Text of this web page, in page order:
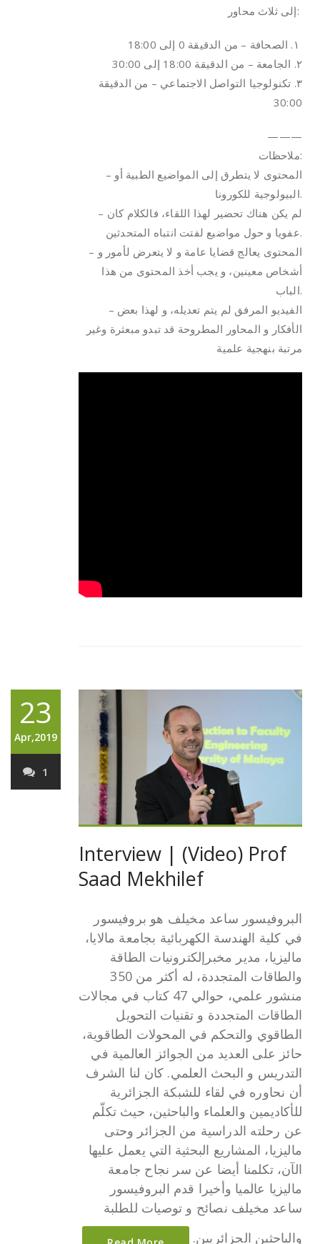
إلى ثلاث محاور:
٢. الجامعة – من الدقيقة 18:00 إلى 30:00
٣. تكنولوجيا التواصل الاجتماعي – من الدقيقة
30:00
———
ملاحظات:
– المحتوى لا يتطرق إلى المواضيع الطبية أو
البيولوجية للكورونا.
– لم يكن هناك تحضير لهذا اللقاء، فالكلام كان
عفويا و حول مواضيع لفتت انتباه المتحدثين.
– المحتوى يعالج قضايا عامة و لا يتعرض لأمور و
أشخاص معينين، و يجب أخذ المحتوى من هذا
الباب.
– الفيديو المرفق لم يتم تعديله، و لهذا بعض
الأفكار و المحاور المطروحة قد تبدو مبعثرة وغير
مرتبة بنهجية علمية
23
Apr,2019
1
Interview | (Video) Prof
Saad Mekhilef
البروفيسور ساعد مخيلف هو بروفيسور
في كلية الهندسة الكهربائية بجامعة مالايا،
ماليزيا، مدير مخبرإلكترونيات الطاقة
والطاقات المتجددة، له أكثر من 350
منشور علمي، حوالي 47 كتاب في مجالات
الطاقات المتجددة و تقنيات التحويل
الطاقوي والتحكم في المحولات الطاقوية،
حائز على العديد من الجوائز العالمية في
التدريس و البحث العلمي. كان لنا الشرف
أن نحاوره في لقاء للشبكة الجزائرية
للأكاديمين والعلماء والباحثين، حيث تكلّم
عن رحلته الدراسية من الجزائر وحتى
ماليزيا، المشاريع البحثية التي يعمل عليها
الآن، تكلمنا أيضا عن سر نجاح جامعة
ماليزيا عالميا وأخيرا قدم البروفيسور
ساعد مخيلف نصائح و توصيات للطلبة
والباحثين الجزائريين.